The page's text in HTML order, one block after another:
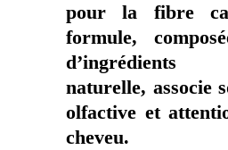
pour la fibre
formule,
d’ingrédients
naturelle, associe
olfactive et
cheveu.